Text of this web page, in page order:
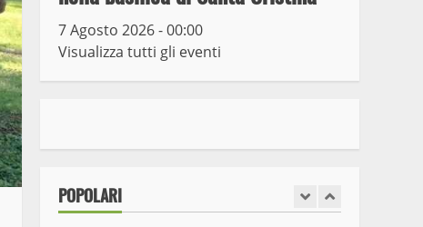
7 Agosto 2026 - 00:00
Visualizza tutti gli eventi
POPOLARI
7
Studenteschi di Atletica a
Viterbo
10 Maggio 2023
fini di spaccio di sostanze